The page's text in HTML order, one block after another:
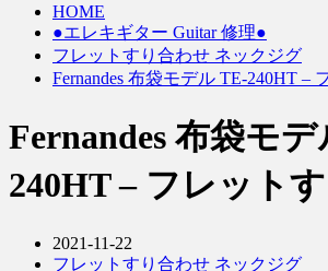
HOME
●エレキギター Guitar 修理●
フレットすり合わせ ネックジグ
Fernandes 布袋モデル TE-240HT –
Fernandes 布袋モ
240HT – フレット
2021-11-22
フレットすり合わせ ネックジグ